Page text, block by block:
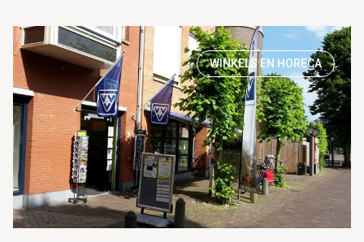
WINKELS EN HORECA